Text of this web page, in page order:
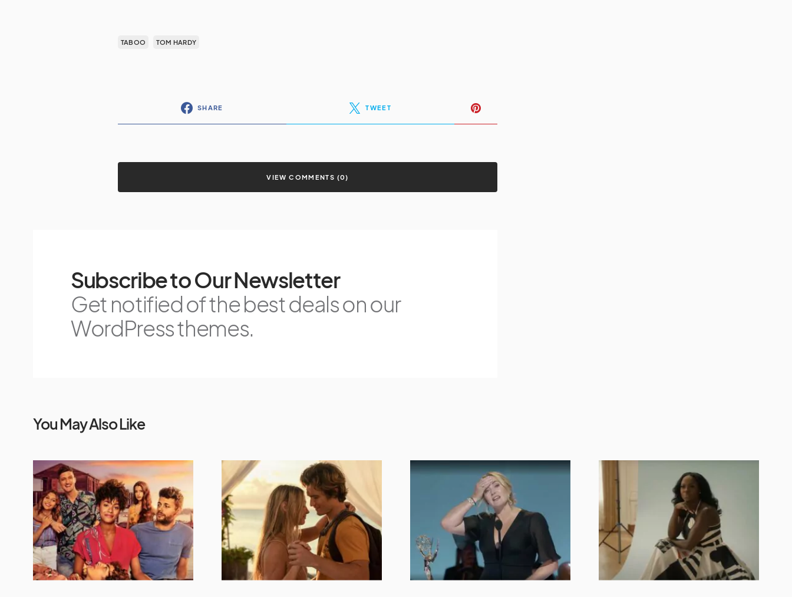
TABOO TOM HARDY
SHARE TWEET
VIEW COMMENTS (0)
Subscribe to Our Newsletter
Get notified of the best deals on our
WordPress themes.
You May Also Like